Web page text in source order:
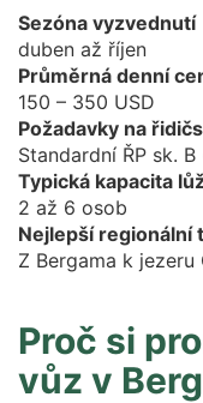
Sezóna vyzvednutí
duben až říjen
Průměrná denní
150 – 350 USD
Požadavky na
Standardní ŘP sk.
Typická kapacita
2 až 6 osob
Nejlepší regionální
Z Bergama k
Proč si
vůz v